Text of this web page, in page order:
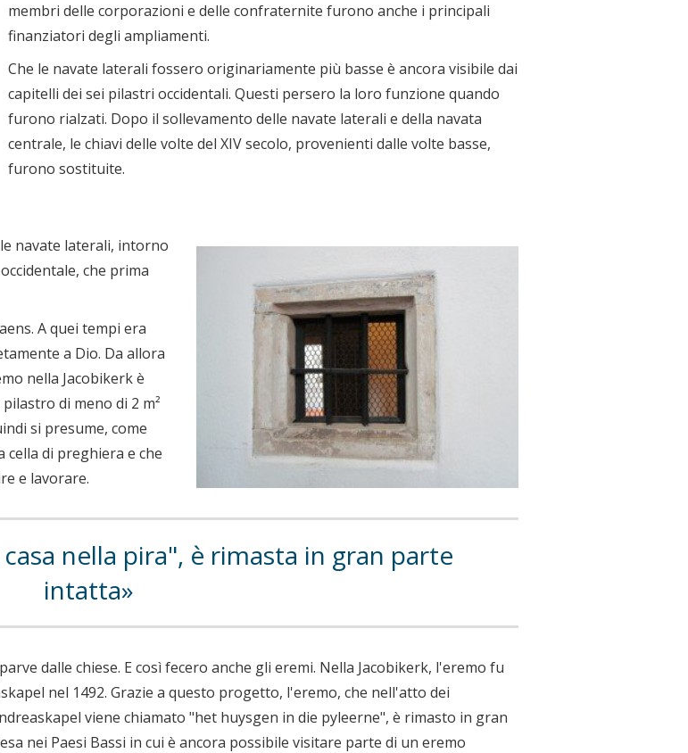
membri delle corporazioni e delle confraternite furono anche i principali
finanziatori degli ampliamenti.
Che le navate laterali fossero originariamente più basse è ancora visibile dai
capitelli dei sei pilastri occidentali. Questi persero la loro funzione quando
furono rialzati. Dopo il sollevamento delle navate laterali e della navata
centrale, le chiavi delle volte del XIV secolo, provenienti dalle volte basse,
furono sostituite.
navate laterali, intorno
che prima
A quei tempi era
a Dio. Da allora
nella Jacobikerk è
di meno di 2 m²
si presume, come
cella di preghiera e che
e lavorare.
nella pira", è rimasta in gran parte
intatta
dalle chiese. E così fecero anche gli eremi. Nella Jacobikerk, l'eremo fu
nel 1492. Grazie a questo progetto, l'eremo, che nell'atto dei
viene chiamato "het huysgen in die pyleerne", è rimasto in gran
nei Paesi Bassi in cui è ancora possibile visitare parte di un eremo